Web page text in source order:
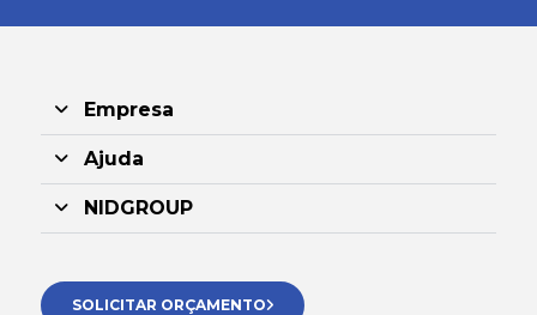
Empresa
Ajuda
NIDGROUP
SOLICITAR ORÇAMENTO